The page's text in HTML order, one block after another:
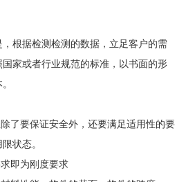
根据检测检测的数据，立足客户的需
家或者行业规范的标准，以书面的形
了要保证安全外，还要满足适用性的要
状态。
即为刚度要求